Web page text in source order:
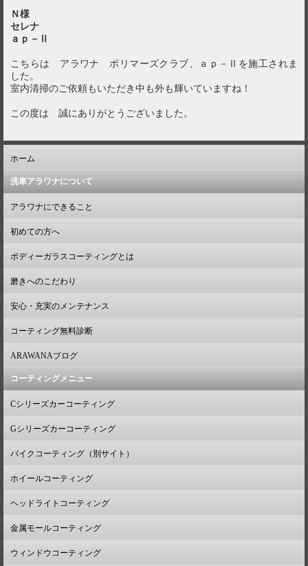
Ｎ様
セレナ
ａｐ－Ⅱ
こちらは アラワナ ポリマーズクラブ、ａｐ－Ⅱを施工されま
した。
室内清掃のご依頼もいただき中も外も輝いていますね！
この度は 誠にありがとうございました。
ホーム
洗車アラワナについて
アラワナにできること
初めての方へ
ボディーガラスコーティングとは
磨きへのこだわり
安心・充実のメンテナンス
コーティング無料診断
ARAWANAブログ
コーティングメニュー
Cシリーズカーコーティング
Gシリーズカーコーティング
バイクコーティング（別サイト）
ホイールコーティング
ヘッドライトコーティング
金属モールコーティング
ウィンドウコーティング